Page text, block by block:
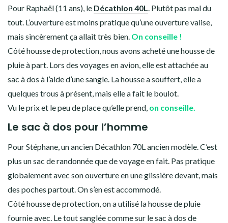
Pour Raphaël (11 ans), le Décathlon 40L
. Plutôt pas mal du
tout. L’ouverture est moins pratique qu’une ouverture valise,
mais sincèrement ça allait très bien. On conseille !
Côté housse de protection, nous avons acheté une housse de
pluie à part. Lors des voyages en avion, elle est attachée au
sac à dos à l’aide d’une sangle. La housse a souffert, elle a
quelques trous à présent, mais elle a fait le boulot.
Vu le prix et le peu de place qu’elle prend, on conseille.
Le sac à dos pour l’homme
Pour Stéphane, un ancien Décathlon 70L ancien modèle. C’est
plus un sac de randonnée que de voyage en fait. Pas pratique
globalement avec son ouverture en une glissière devant, mais
des poches partout. On s’en est accommodé.
Côté housse de protection, on a utilisé la housse de pluie
fournie avec. Le tout sanglée comme sur le sac à dos de